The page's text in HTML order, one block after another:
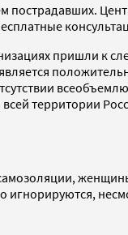
пострадавших.
пришли к
территории